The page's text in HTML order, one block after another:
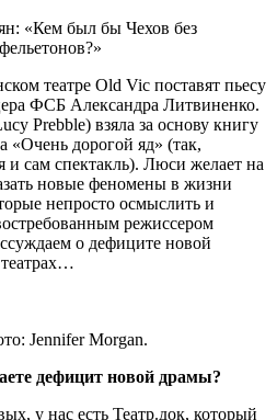
«Кем был бы Чехов без
театре Old Vic поставят пьесу
ФСБ Александра Литвиненко.
Prebble) взяла за основу книгу
дорогой яд» (так,
и сам спектакль). Люси желает на
новые феномены в жизни
непросто осмыслить и
режиссером
о дефиците новой
Jennifer Morgan.
дефицит новой драмы?
у нас есть Театр.док, который